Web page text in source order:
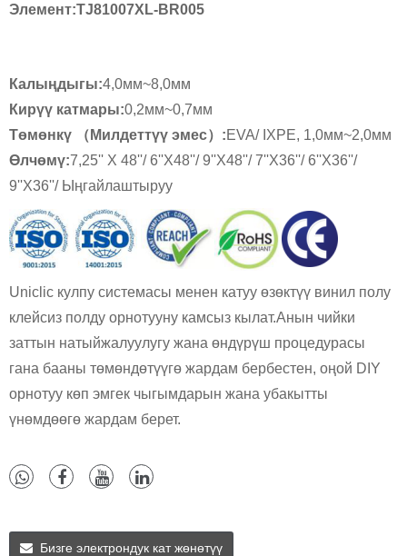
Элемент:TJ81007XL-BR005
Калыңдыгы:4,0мм~8,0мм
Кирүү катмары:0,2мм~0,7мм
Төмөнкү （Милдеттүү эмес）:EVA/ IXPE, 1,0мм~2,0мм
Өлчөмү:7,25'' X 48''/ 6''X48''/ 9''X48''/ 7''X36''/ 6''X36''/
9''X36''/ Ыңгайлаштыруу
Uniclic кулпу системасы менен катуу өзөктүү винил полу
клейсиз полду орнотууну камсыз кылат.Анын чийки
заттын натыйжалуулугу жана өндүрүш процедурасы
гана бааны төмөндөтүүгө жардам бербестен, оңой DIY
орнотуу көп эмгек чыгымдарын жана убакытты
үнөмдөөгө жардам берет.
Бизге электрондук кат жөнөтүү